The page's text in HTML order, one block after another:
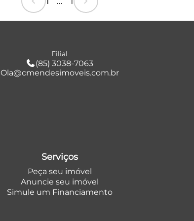
Filial
(85) 3038-7063
Ola@cmendesimoveis.com.br
Serviços
Peça seu imóvel
Anuncie seu imóvel
Simule um Financiamento